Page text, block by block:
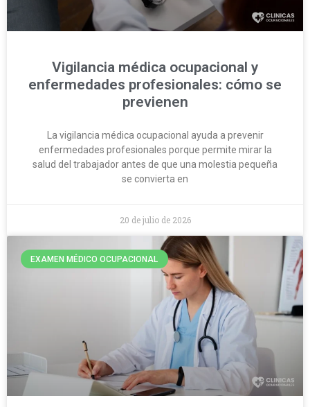
Vigilancia médica ocupacional y
enfermedades profesionales: cómo se
previenen
La vigilancia médica ocupacional ayuda a prevenir
enfermedades profesionales porque permite mirar la
salud del trabajador antes de que una molestia pequeña
se convierta en
20 de julio de 2026
EXAMEN MÉDICO OCUPACIONAL